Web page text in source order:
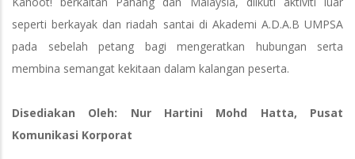
seperti berkayak dan riadah santai di Akademi A.D.A.B UMPSA
pada sebelah petang bagi mengeratkan hubungan serta
membina semangat kekitaan dalam kalangan peserta.
Disediakan Oleh: Nur Hartini Mohd Hatta, Pusat
Komunikasi Korporat